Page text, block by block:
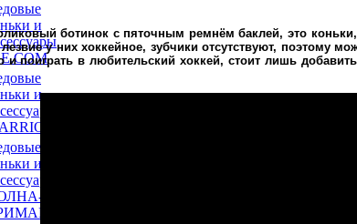
и
и
и
ботинок с пяточным ремнём баклей, это
у них хоккейное, зубчики отсутствуют,
поиграть в любительский хоккей, стоит лишь